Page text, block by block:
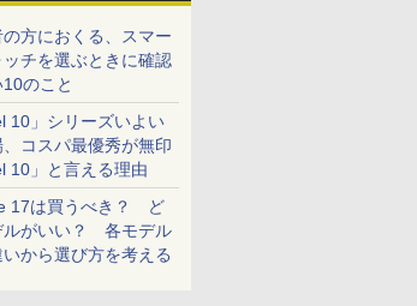
方におくる、スマー
ッチを選ぶときに確認
10のこと
10」シリーズいよい
、コスパ最優秀が無印
10」と言える理由
17は買うべき？ ど
ルがいい？ 各モデル
いから選び方を考える